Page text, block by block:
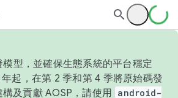
型，並確保生態系統的平台穩定
起，在第 2 季和第 4 季將原始碼發
及貢獻 AOSP，請使用 android-